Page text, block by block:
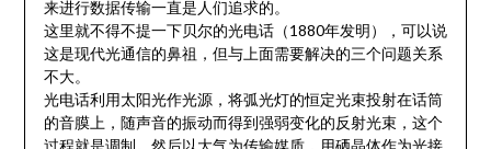
来进行数据传输一直是人们追求的。
这里就不得不提一下贝尔的光电话（1880年发明），可以说
这是现代光通信的鼻祖，但与上面需要解决的三个问题关系
不大。
光电话利用太阳光作光源，将弧光灯的恒定光束投射在话筒
的音膜上，随声音的振动而得到强弱变化的反射光束，这个
过程就是调制。然后以大气为传输媒质，用硒晶体作为光接